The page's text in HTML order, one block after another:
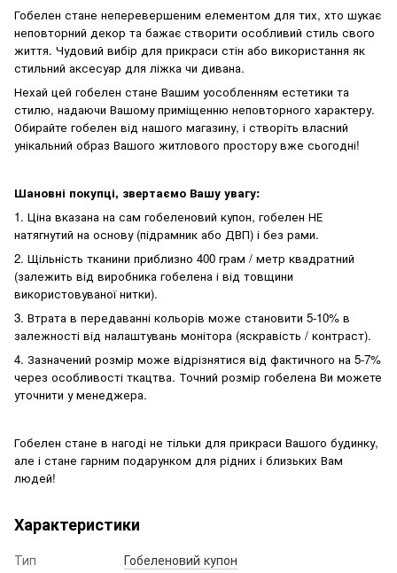
Гобелен стане неперевершеним елементом для тих, хто шукає
неповторний декор та бажає створити особливий стиль свого
життя. Чудовий вибір для прикраси стін або використання як
стильний аксесуар для ліжка чи дивана.
Нехай цей гобелен стане Вашим уособленням естетики та
стилю, надаючи Вашому приміщенню неповторного характеру.
Обирайте гобелен від нашого магазину, і створіть власний
унікальний образ Вашого житлового простору вже сьогодні!
Шановні покупці, звертаємо Вашу увагу:
1. Ціна вказана на сам гобеленовий купон, гобелен НЕ
натягнутий на основу (підрамник або ДВП) і без рами.
2. Щільність тканини приблизно 400 грам / метр квадратний
(залежить від виробника гобелена і від товщини
використовуваної нитки).
3. Втрата в передаванні кольорів може становити 5-10% в
залежності від налаштувань монітора (яскравість / контраст).
4. Зазначений розмір може відрізнятися від фактичного на 5-7%
через особливості ткацтва. Точний розмір гобелена Ви можете
уточнити у менеджера.
Гобелен стане в нагоді не тільки для прикраси Вашого будинку,
але і стане гарним подарунком для рідних і близьких Вам
людей!
Характеристики
Тип
Гобеленовий купон